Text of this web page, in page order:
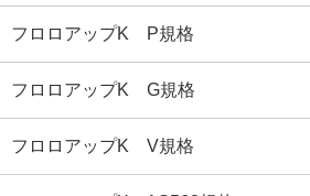
フロロアップK P規格
フロロアップK G規格
フロロアップK V規格